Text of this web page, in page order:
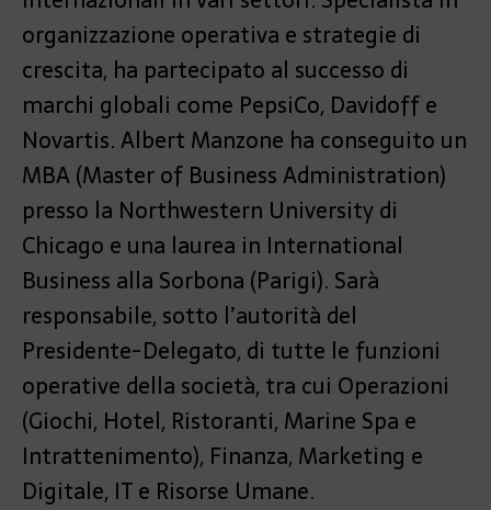
organizzazione operativa e strategie di
crescita, ha partecipato al successo di
marchi globali come PepsiCo, Davidoff e
Novartis. Albert Manzone ha conseguito un
MBA (Master of Business Administration)
presso la Northwestern University di
Chicago e una laurea in International
Business alla Sorbona (Parigi). Sarà
responsabile, sotto l’autorità del
Presidente-Delegato, di tutte le funzioni
operative della società, tra cui Operazioni
(Giochi, Hotel, Ristoranti, Marine Spa e
Intrattenimento), Finanza, Marketing e
Digitale, IT e Risorse Umane.